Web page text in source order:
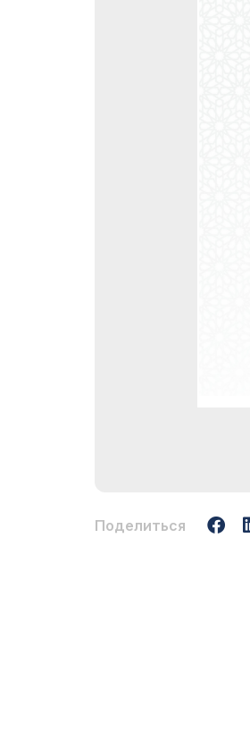
Поделиться